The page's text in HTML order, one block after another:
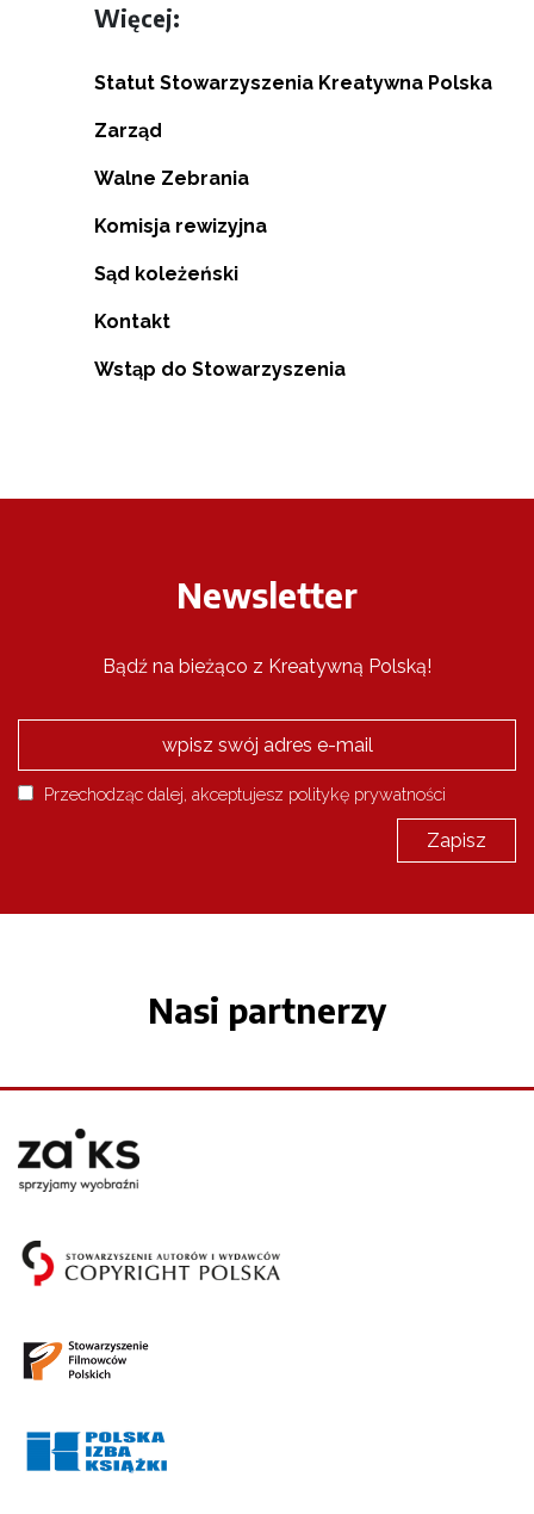
Więcej:
Statut Stowarzyszenia Kreatywna Polska
Zarząd
Walne Zebrania
Komisja rewizyjna
Sąd koleżeński
Kontakt
Wstąp do Stowarzyszenia
Newsletter
Bądź na bieżąco z Kreatywną Polską!
Przechodząc dalej, akceptujesz politykę prywatności
Nasi partnerzy